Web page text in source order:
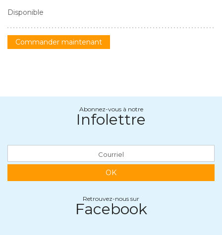
Disponible
Commander maintenant
Abonnez-vous à notre
Infolettre
OK
Retrouvez-nous sur
Facebook